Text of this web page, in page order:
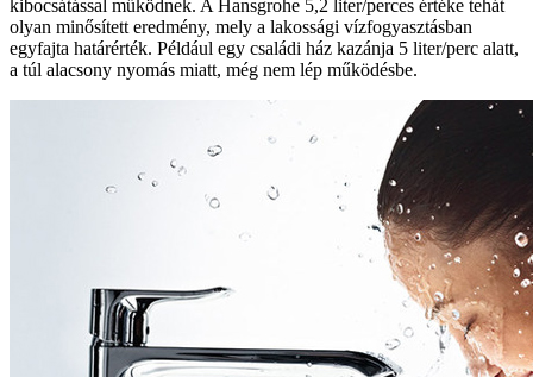
kibocsátással működnek. A Hansgrohe 5,2 liter/perces értéke tehát
olyan minősített eredmény, mely a lakossági vízfogyasztásban
egyfajta határérték. Például egy családi ház kazánja 5 liter/perc alatt,
a túl alacsony nyomás miatt, még nem lép működésbe.